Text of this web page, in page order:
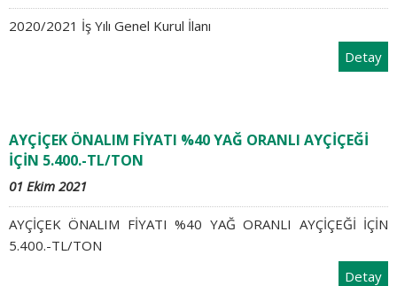
2020/2021 İş Yılı Genel Kurul İlanı
Detay
AYÇİÇEK ÖNALIM FİYATI %40 YAĞ ORANLI AYÇİÇEĞİ
İÇİN 5.400.-TL/TON
01 Ekim 2021
AYÇİÇEK ÖNALIM FİYATI %40 YAĞ ORANLI AYÇİÇEĞİ İÇİN
5.400.-TL/TON
Detay